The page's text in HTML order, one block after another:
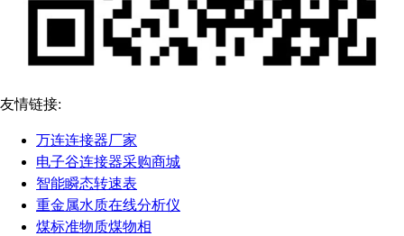
友情链接:
万连连接器厂家
电子谷连接器采购商城
智能瞬态转速表
重金属水质在线分析仪
煤标准物质煤物相